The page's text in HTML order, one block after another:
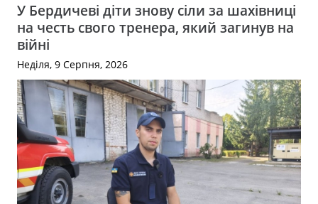
У Бердичеві діти знову сіли за шахівниці
на честь свого тренера, який загинув на
війні
Неділя, 9 Серпня, 2026